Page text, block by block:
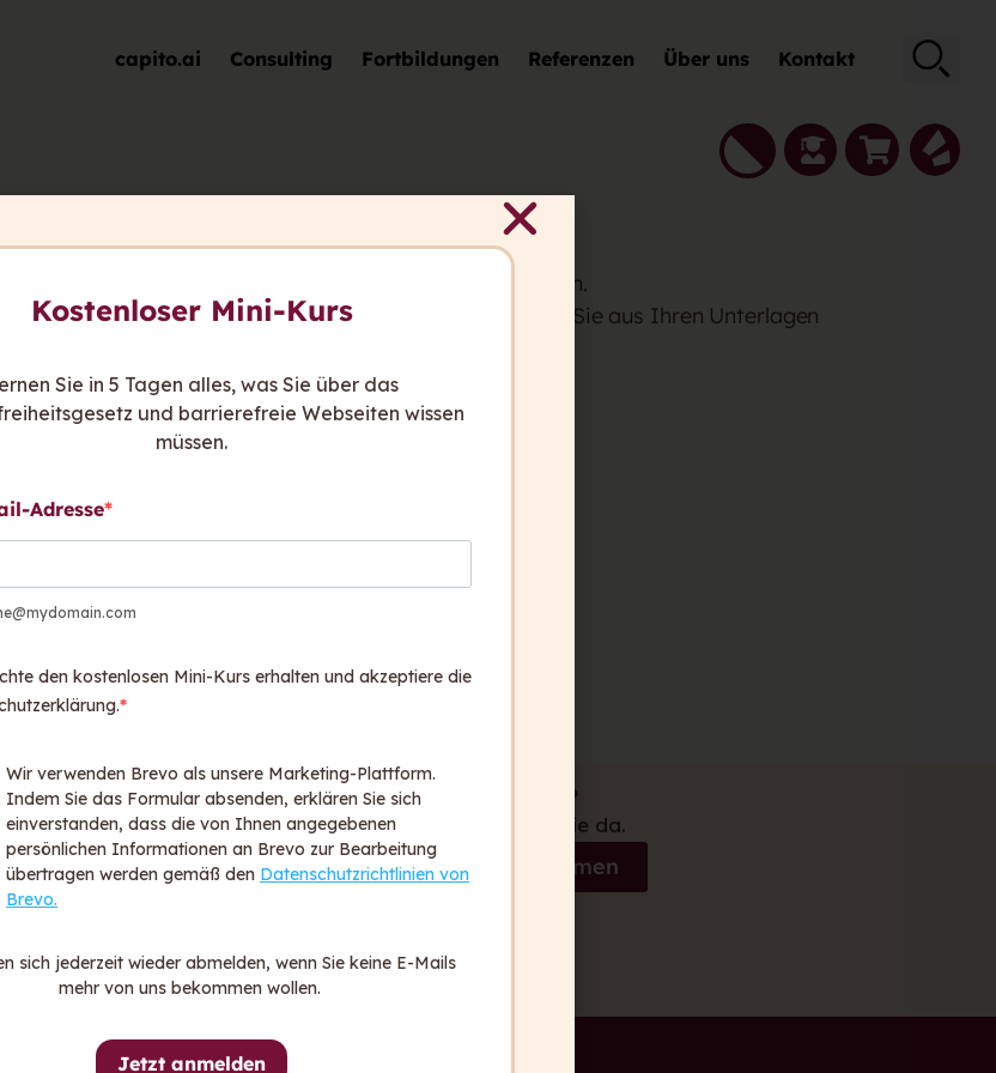
capito.ai Consulting Fortbildungen Referenzen Über uns Kontakt
Dank für Ihre Anfrage!
erhalten und melden uns so bald wie möglich bei Ihnen.
capito.ai Kurs Generator erfahren und entdecken, wie Sie aus Ihren Unterlagen
Mehr über den Kurs Generator
Sie haben Fragen?
Wir sind gerne für Sie da.
Kontakt aufnehmen
Kostenloser Mini-Kurs
Sie in 5 Tagen alles, was Sie über das
und barrierefreie Webseiten wissen
müssen.
Adresse
den kostenlosen Mini-Kurs erhalten und akzeptiere die
Wir verwenden Brevo als unsere Marketing-Plattform.
Indem Sie das Formular absenden, erklären Sie sich
einverstanden, dass die von Ihnen angegebenen
persönlichen Informationen an Brevo zur Bearbeitung
übertragen werden gemäß den Datenschutzrichtlinien von
Brevo.
sich jederzeit wieder abmelden, wenn Sie keine E-Mails
mehr von uns bekommen wollen.
Jetzt anmelden